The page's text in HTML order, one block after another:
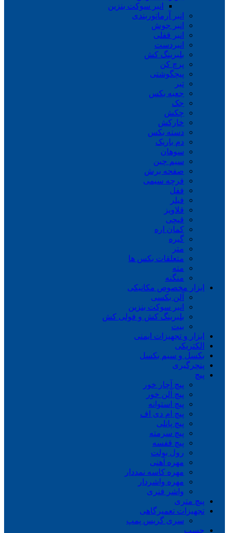
انبر سوکت بنزین
انبر آرماتوربندی
انبر جوش
انبر قفلی
انبردست
بلبرینگ کش
پرچ کن
پیچگوشتی
تبر
جعبه بکس
جک
چکش
خارکش
دسته بکس
دم باریک
سوهان
سیم چین
صفحه برش
فرچه سیمی
ففل
فیلر
قلاویز
قیچی
کمان اره
گیره
متر
متعلقات بکس ها
مته
منگنه
ابزار مخصوص مکانیکی
آلن بکسی
انبر سوکت بنزین
بلبرینگ کش و فولی کش
بیت
ابزار و تجهیزات ایمنی
الکتریکی
بکسل و سیم بکسل
پنچرگیری
پیچ
پیچ آچار خور
پیچ آلن خور
پیچ استوانه
پیچ ام دی اف
پیچ پانلی
پیچ سرمته
پیچ قفسه
رول بولت
مهره آهنی
مهره کاسه نمددار
مهره واشردار
واشر فنری
پیچ متری
تجهیزات تعمیرگاهی
سری گریس پمپ
چسب